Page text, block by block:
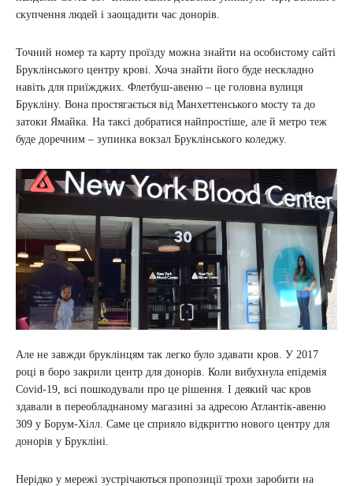
скупчення людей і заощадити час донорів.
Точний номер та карту проїзду можна знайти на особистому сайті
Бруклінського центру крові. Хоча знайти його буде нескладно
навіть для приїжджих. Флетбуш-авеню – це головна вулиця
Брукліну. Вона простягається від Манхеттенського мосту та до
затоки Ямайка. На таксі добратися найпростіше, але й метро теж
буде доречним – зупинка вокзал Бруклінського коледжу.
Але не завжди бруклінцям так легко було здавати кров. У 2017
році в боро закрили центр для донорів. Коли вибухнула епідемія
Covid-19, всі пошкодували про це рішення. І деякий час кров
здавали в переобладнаному магазині за адресою Атлантік-авеню
309 у Борум-Хілл. Саме це сприяло відкриттю нового центру для
донорів у Брукліні.
Нерідко у мережі зустрічаються пропозиції трохи заробити на